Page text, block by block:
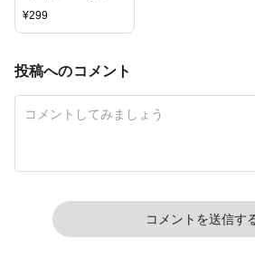
レジン 封入 パーツ
¥299
投稿へのコメント
コメントを送信す